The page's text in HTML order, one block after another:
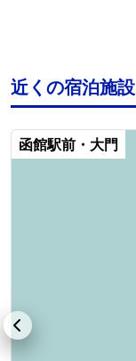
近くの宿泊施設
函館駅前・大門